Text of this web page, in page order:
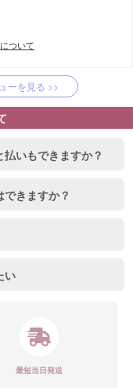
ついて
ーを見る >>
いもできますか？
きますか？
い
最短当日発送